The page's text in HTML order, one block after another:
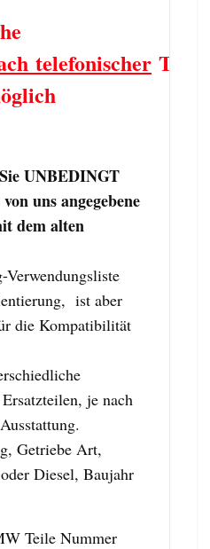
telefonischer
UNBEDINGT
uns angegebene
dem alten
Verwendungsliste
ist aber
die Kompatibilität
je nach
Getriebe Art,
Diesel, Baujahr
Teile Nummer